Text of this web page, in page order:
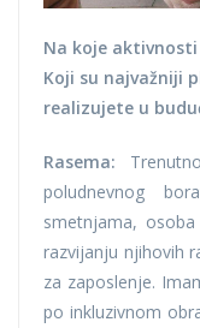
Na koje
Koji su najvažniji
realizujete u
Rasema:
poludnevnog
smetnjama,
razvijanju njihovih
za zaposlenje.
po inkluzivnom